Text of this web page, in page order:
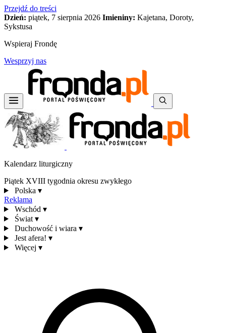
Przejdź do treści
Dzień: piątek, 7 sierpnia 2026 Imieniny: Kajetana, Doroty,
Sykstusa
Wspieraj Frondę
Wesprzyj nas
Kalendarz liturgiczny
Piątek XVIII tygodnia okresu zwykłego
Polska ▾
Reklama
Wschód ▾
Świat ▾
Duchowość i wiara ▾
Jest afera! ▾
Więcej ▾